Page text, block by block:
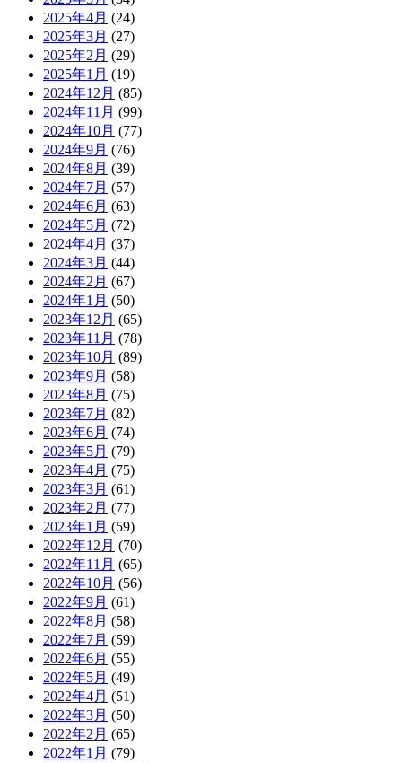
2025年4月 (24)
2025年3月 (27)
2025年2月 (29)
2025年1月 (19)
2024年12月 (85)
2024年11月 (99)
2024年10月 (77)
2024年9月 (76)
2024年8月 (39)
2024年7月 (57)
2024年6月 (63)
2024年5月 (72)
2024年4月 (37)
2024年3月 (44)
2024年2月 (67)
2024年1月 (50)
2023年12月 (65)
2023年11月 (78)
2023年10月 (89)
2023年9月 (58)
2023年8月 (75)
2023年7月 (82)
2023年6月 (74)
2023年5月 (79)
2023年4月 (75)
2023年3月 (61)
2023年2月 (77)
2023年1月 (59)
2022年12月 (70)
2022年11月 (65)
2022年10月 (56)
2022年9月 (61)
2022年8月 (58)
2022年7月 (59)
2022年6月 (55)
2022年5月 (49)
2022年4月 (51)
2022年3月 (50)
2022年2月 (65)
2022年1月 (79)